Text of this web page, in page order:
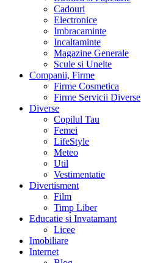
Cadouri
Electronice
Imbracaminte
Incaltaminte
Magazine Generale
Scule si Unelte
Companii, Firme
Firme Cosmetica
Firme Servicii Diverse
Diverse
Copilul Tau
Femei
LifeStyle
Meteo
Util
Vestimentatie
Divertisment
Film
Timp Liber
Educatie si Invatamant
Licee
Imobiliare
Internet